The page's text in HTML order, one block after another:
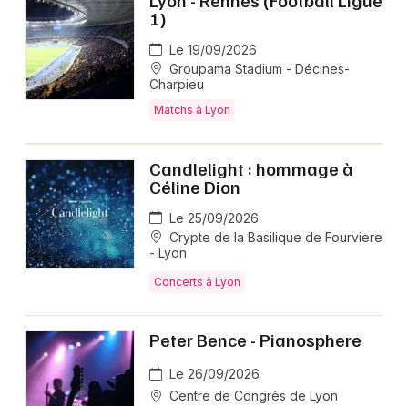
1)
Le 19/09/2026
Groupama Stadium - Décines-
Charpieu
Matchs à Lyon
Candlelight : hommage à
Céline Dion
Le 25/09/2026
Crypte de la Basilique de Fourviere
- Lyon
Concerts à Lyon
Peter Bence - Pianosphere
Le 26/09/2026
Centre de Congrès de Lyon